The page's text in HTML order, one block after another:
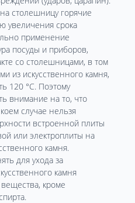
столешницу горячие
увеличения срока
применение
посуды и приборов,
со столешницами, в том
из искусственного камня,
120 °С. Поэтому
внимание на то, что
случае нельзя
встроенной плиты
или электроплиты на
камня.
для ухода за
камня
кроме